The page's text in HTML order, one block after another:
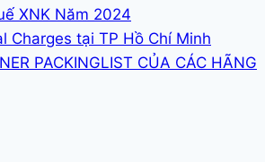
XNK Năm 2024
Charges tại TP Hồ Chí Minh
PACKINGLIST CỦA CÁC HÃNG